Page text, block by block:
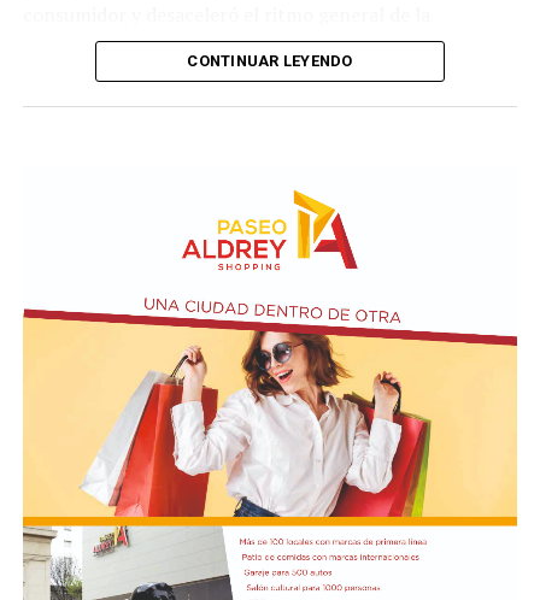
actividad.
anterior, cifra que evidenció un descenso de dos puntos
porcentuales en comparación con el relevamiento del
mes de junio. Esta retracción en la lectura neutral se
tradujo de forma directa en un incremento de las
valoraciones pesimistas, observándose que la
proporción de comercios que definió su escenario
operativo como desfavorable ascendió del 43,1% al
44,5% en el transcurso del último mes.
En cuanto a las proyecciones a doce meses, el 46,3% de
los relevados prevé que su nivel de actividad no
experimentará cambios significativos. Por otro lado, un
42,4% estima un escenario futuro más favorable, lo que
representa un avance de 4,7 puntos porcentuales en la
CONTINUAR LEYENDO